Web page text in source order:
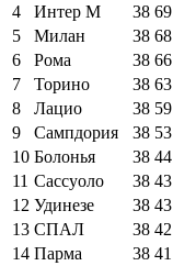
4
Интер М 38 69
5
Милан 38 68
6
Рома 38 66
7
Торино 38 63
8
Лацио 38 59
9
Сампдория 38 53
10 Болонья 38 44
11 Сассуоло 38 43
12 Удинезе 38 43
13 СПАЛ 38 42
14 Парма 38 41